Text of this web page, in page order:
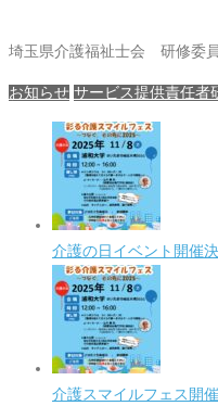
埼玉県介護福祉士会 研修委
お知らせ サービス提供責任者
介護の日イベント開催
介護スマイルフェス開